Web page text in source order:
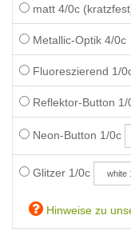
matt 4/0c
Metallic-Optik 4/0c
Fluoreszierend 1/
Reflektor-Button 1/
Neon-Button 1/0c
Glitzer 1/0c
Hinweise zu